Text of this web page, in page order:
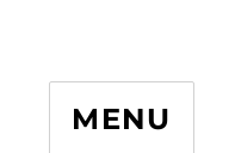
MENU